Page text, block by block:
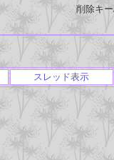
削除キ
スレッド表示